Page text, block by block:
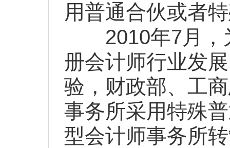
用普通合伙或者
2010年7月
册会计师行业发
验，财政部、工
事务所采用特殊
型会计师事务所